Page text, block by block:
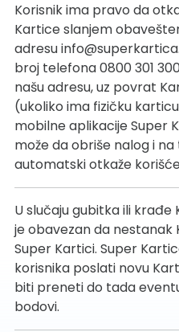
Korisnik ima pravo da
Kartice slanjem
adresu
broj telefona 0800 301
našu adresu, uz povrat
(ukoliko ima fizičku
mobilne aplikacije Super
može da obriše nalog i
automatski otkaže
U slučaju gubitka ili krađe
je obavezan da nestanak
Super Kartici. Super
korisnika poslati novu
biti preneti do tada
bodovi.